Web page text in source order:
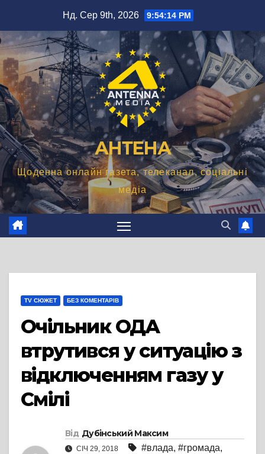
вмісту
Нд. Сер 9th, 2026 9:54:15 PM
АНТЕНА
Щоденна онлайн газета, телеканал, соціальні
медіа
TV СЮЖЕТ БЕЗ КОМЕНТАРІВ
Очільник ОДА
втрутився у ситуацію з
відключенням газу у
Смілі
Від Дубінський Максим
СІЧ 29, 2018 #влада, #громада,